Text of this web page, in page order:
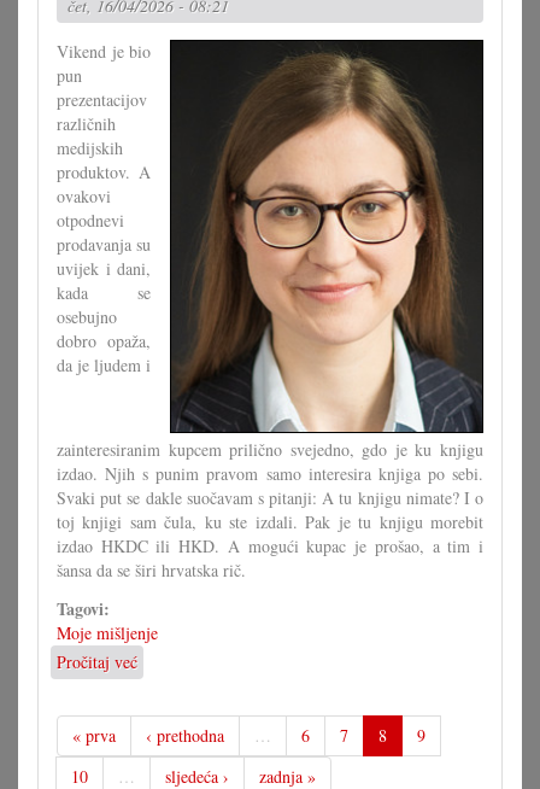
čet, 16/04/2026 - 08:21
Vikend je bio
pun
prezentacijov
različnih
medijskih
produktov. A
ovakovi
otpodnevi
prodavanja su
uvijek i dani,
kada se
osebujno
dobro opaža,
da je ljudem i
zainteresiranim kupcem prilično svejedno, gdo je ku knjigu
izdao. Njih s punim pravom samo interesira knjiga po sebi.
Svaki put se dakle suočavam s pitanji: A tu knjigu nimate? I o
toj knjigi sam čula, ku ste izdali. Pak je tu knjigu morebit
izdao HKDC ili HKD. A mogući kupac je prošao, a tim i
šansa da se širi hrvatska rič.
Tagovi:
Moje mišljenje
Pročitaj već
Tribamo
spametno
nakladničko
djelovanje
« prva ‹ prethodna … 6 7 8
9
10
… sljedeća › zadnja »